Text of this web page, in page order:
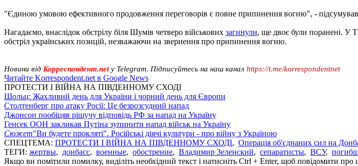
"Єдиною умовою ефективного продовження переговорів є повне припинення вогню", -
Нагадаємо, внаслідок обстрілу біля Шумів четверо військових загинули, ще двоє були поранені. У
обстріл українських позицій, незважаючи на звернення про припинення вогню.
Новини від Корреспондент.net у Telegram. Підписуйтесь на наш канал https://t.me/korrespondentnet
Читайте Korrespondent.net в Google News
ПРОТЕСТИ І ВІЙНА НА ПІВДЕННОМУ СХОДІ
Шольц: Жахливий день для України і чорний день для Європи
Столтенберг про атаку Росії: Це безрозсудний напад
Джонсон пообіцяв рішучу відповідь РФ за напад на Україну
Генсек ООН закликав Путіна зупинити напад військ на Україну
Сюжет"Ви будете прокляті". Російські діячі культури - про війну з Україною
СПЕЦТЕМА: ПРОТЕСТИ І ВІЙНА НА ПІВДЕННОМУ СХОДІ, Операція об'єднаних сил на
ТЕГИ: жертвы, донбасс, военные, обострение, Владимир Зеленский, сепаратисты, ВСУ,
Якщо ви помітили помилку, виділіть необхідний текст і натисніть Ctrl + Enter, щоб повідомити про